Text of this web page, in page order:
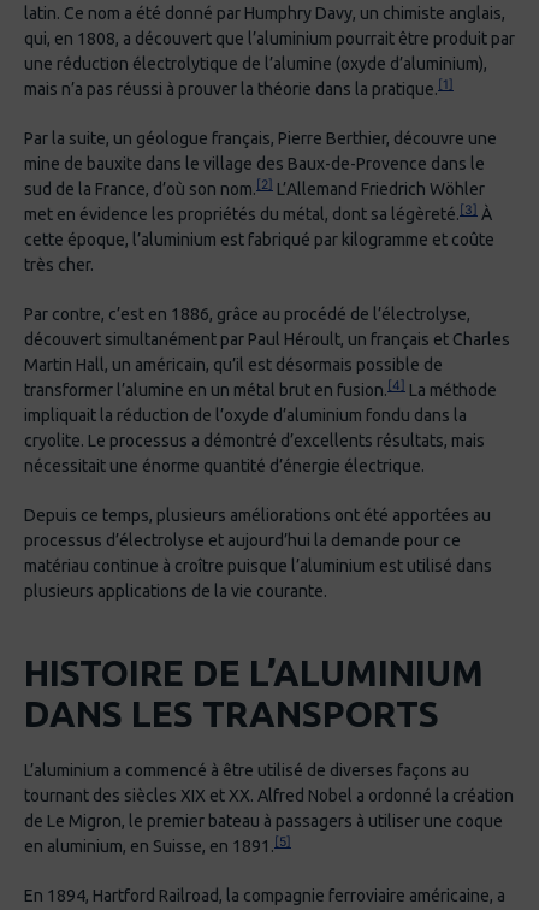
latin. Ce nom a été donné par Humphry Davy, un chimiste anglais,
qui, en 1808, a découvert que l’aluminium pourrait être produit par
une réduction électrolytique de l’alumine (oxyde d’aluminium),
mais n’a pas réussi à prouver la théorie dans la pratique. [1]
Par la suite, un géologue français, Pierre Berthier, découvre une
mine de bauxite dans le village des Baux-de-Provence dans le
sud de la France, d’où son nom. [2]
L’Allemand Friedrich Wöhler
met en évidence les propriétés du métal, dont sa légèreté. [3]
À
cette époque, l’aluminium est fabriqué par kilogramme et coûte
très cher.
Par contre, c’est en 1886, grâce au procédé de l’électrolyse,
découvert simultanément par Paul Héroult, un français et Charles
Martin Hall, un américain, qu’il est désormais possible de
transformer l’alumine en un métal brut en fusion. [4]
La méthode
impliquait la réduction de l’oxyde d’aluminium fondu dans la
cryolite. Le processus a démontré d’excellents résultats, mais
nécessitait une énorme quantité d’énergie électrique.
Depuis ce temps, plusieurs améliorations ont été apportées au
processus d’électrolyse et aujourd’hui la demande pour ce
matériau continue à croître puisque l’aluminium est utilisé dans
plusieurs applications de la vie courante.
HISTOIRE DE L’ALUMINIUM
DANS LES TRANSPORTS
L’aluminium a commencé à être utilisé de diverses façons au
tournant des siècles XIX et XX. Alfred Nobel a ordonné la création
de Le Migron, le premier bateau à passagers à utiliser une coque
en aluminium, en Suisse, en 1891. [5]
En 1894, Hartford Railroad, la compagnie ferroviaire américaine, a